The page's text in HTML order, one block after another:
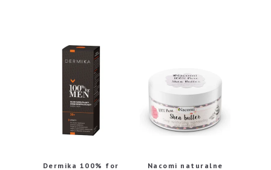
Dermika 100% for Nacomi naturalne